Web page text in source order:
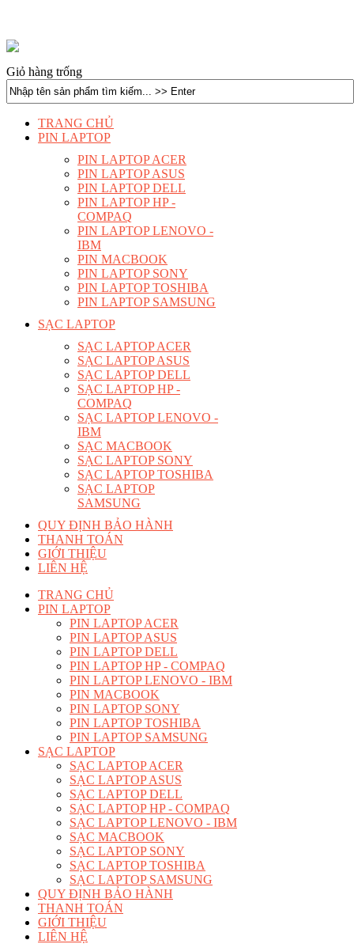
Giỏ hàng trống
TRANG CHỦ
PIN LAPTOP
PIN LAPTOP ACER
PIN LAPTOP ASUS
PIN LAPTOP DELL
PIN LAPTOP HP -
COMPAQ
PIN LAPTOP LENOVO -
IBM
PIN MACBOOK
PIN LAPTOP SONY
PIN LAPTOP TOSHIBA
PIN LAPTOP SAMSUNG
SẠC LAPTOP
SẠC LAPTOP ACER
SẠC LAPTOP ASUS
SẠC LAPTOP DELL
SẠC LAPTOP HP -
COMPAQ
SẠC LAPTOP LENOVO -
IBM
SẠC MACBOOK
SẠC LAPTOP SONY
SẠC LAPTOP TOSHIBA
SẠC LAPTOP
SAMSUNG
QUY ĐỊNH BẢO HÀNH
THANH TOÁN
GIỚI THIỆU
LIÊN HỆ
TRANG CHỦ
PIN LAPTOP
PIN LAPTOP ACER
PIN LAPTOP ASUS
PIN LAPTOP DELL
PIN LAPTOP HP - COMPAQ
PIN LAPTOP LENOVO - IBM
PIN MACBOOK
PIN LAPTOP SONY
PIN LAPTOP TOSHIBA
PIN LAPTOP SAMSUNG
SẠC LAPTOP
SẠC LAPTOP ACER
SẠC LAPTOP ASUS
SẠC LAPTOP DELL
SẠC LAPTOP HP - COMPAQ
SẠC LAPTOP LENOVO - IBM
SẠC MACBOOK
SẠC LAPTOP SONY
SẠC LAPTOP TOSHIBA
SẠC LAPTOP SAMSUNG
QUY ĐỊNH BẢO HÀNH
THANH TOÁN
GIỚI THIỆU
LIÊN HỆ